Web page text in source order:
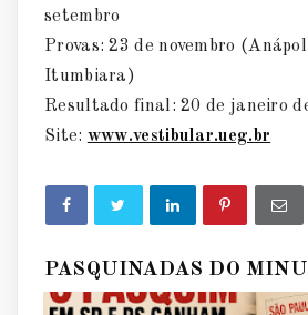
setembro
Provas: 23 de novembro
Itumbiara)
Resultado final: 20 de janeiro
Site: www.vestibular.ueg.br
PASQUINADAS DO